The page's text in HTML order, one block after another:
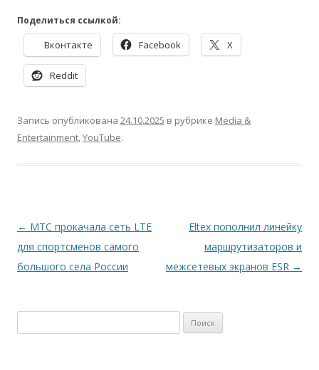
Поделиться ссылкой:
Вконтакте Facebook X
Reddit
Запись опубликована 24.10.2025 в рубрике Media &
Entertainment,YouTube.
Навигация
по
записям
← МТС прокачала сеть LTE
для спортсменов самого
большого села России
Eltex пополнил линейку
маршрутизаторов и
межсетевых экранов ESR →